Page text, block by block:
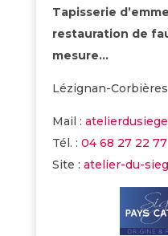
Tapisserie
restauration de
mesure…
Lézignan-Corbières
Mail :
Tél. : 04 68 27 22 77
Site : atelier-du-